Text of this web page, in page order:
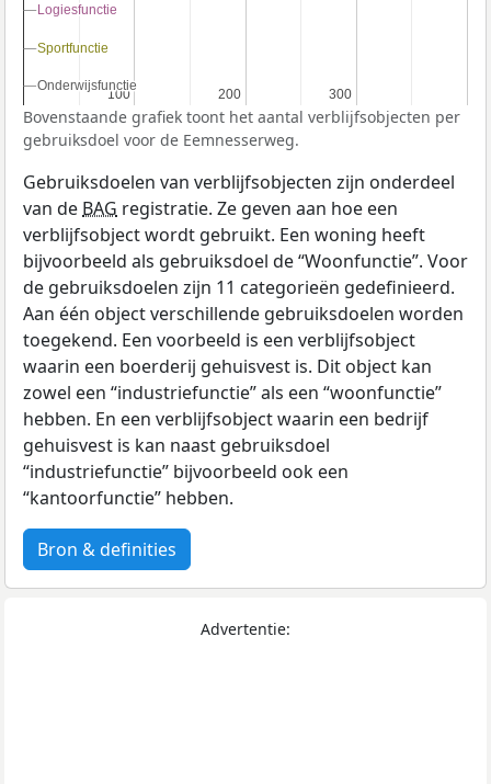
100
100 200
200 300
300
Logiesfunctie
Logiesfunctie
Sportfunctie
Sportfunctie
Onderwijsfunctie
Onderwijsfunctie
Bovenstaande grafiek toont het aantal verblijfsobjecten per
gebruiksdoel voor de Eemnesserweg.
Gebruiksdoelen van verblijfsobjecten zijn onderdeel
van deBAG registratie. Ze geven aan hoe een
verblijfsobject wordt gebruikt. Een woning heeft
bijvoorbeeld als gebruiksdoel de “Woonfunctie”. Voor
de gebruiksdoelen zijn 11 categorieën gedefinieerd.
Aan één object verschillende gebruiksdoelen worden
toegekend. Een voorbeeld is een verblijfsobject
waarin een boerderij gehuisvest is. Dit object kan
zowel een “industriefunctie” als een “woonfunctie”
hebben. En een verblijfsobject waarin een bedrijf
gehuisvest is kan naast gebruiksdoel
“industriefunctie” bijvoorbeeld ook een
“kantoorfunctie” hebben.
Bron & definities
Advertentie: